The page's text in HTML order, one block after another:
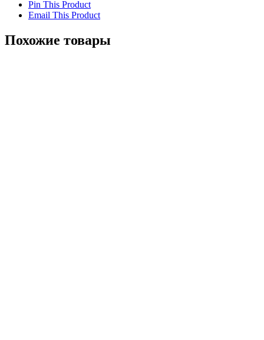
Pin This Product
Email This Product
Похожие товары